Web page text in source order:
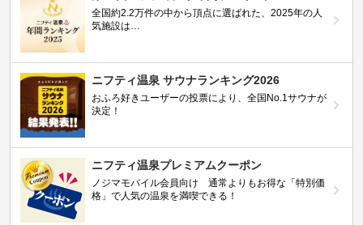
全国約2.2万件の中から頂点に選ばれた、2025年の人
気施設は…
ニフティ温泉 サウナランキング2026
おふろ好きユーザーの投票により、全国No.1サウナが
決定！
ニフティ温泉プレミアムクーポン
ノジマモバイル会員向け 通常よりもお得な「特別価
格」で人気の温泉を満喫できる！